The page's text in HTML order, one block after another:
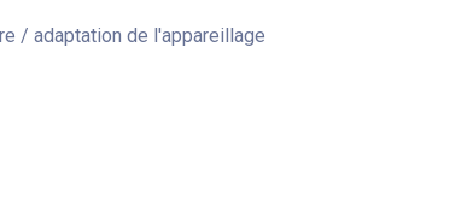
/ adaptation de l'appareillage